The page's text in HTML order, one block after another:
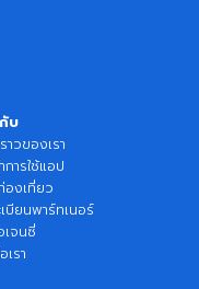
บ
าวของเรา
การใช้แอป
องเที่ยว
บียนพาร์ทเนอร์
เจนซี่
รา